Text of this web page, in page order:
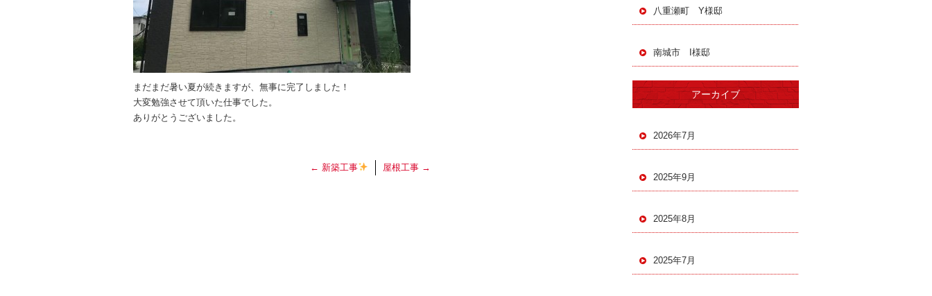
まだまだ暑い夏が続きますが、無事に完了しました！
大変勉強させて頂いた仕事でした。
ありがとうございました。
← 新築工事 屋根工事 →
八重瀬町 Y様邸
南城市 I様邸
アーカイブ
2026年7月
2025年9月
2025年8月
2025年7月